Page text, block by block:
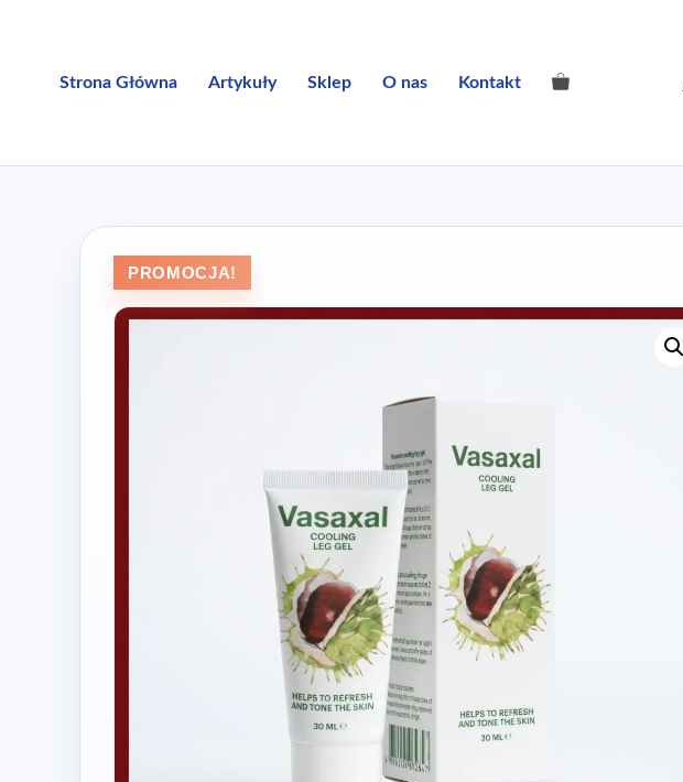
Strona Główna Artykuły Sklep O nas Kontakt
PROMOCJA!